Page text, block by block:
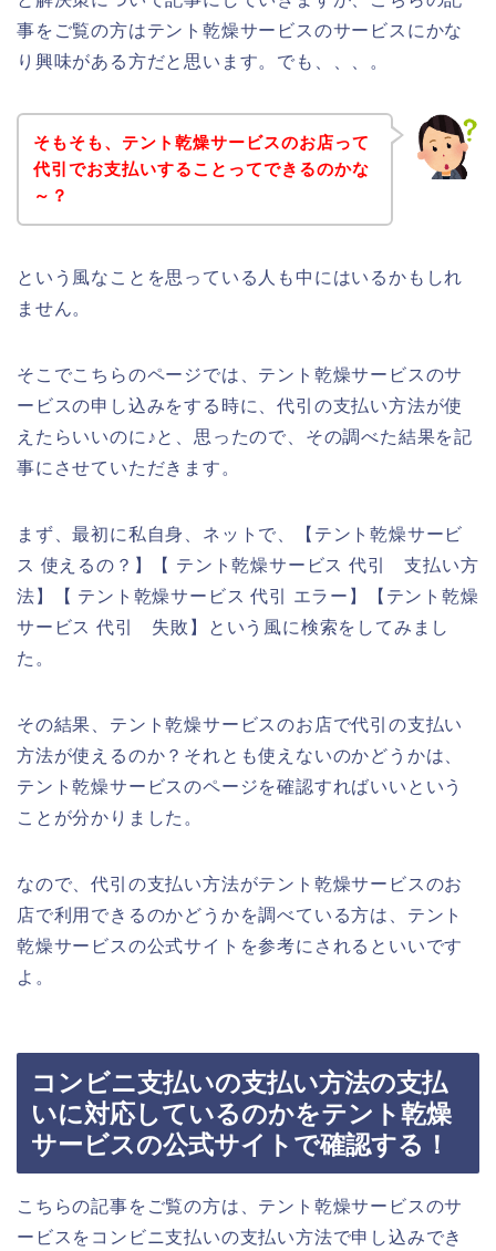
事をご覧の方はテント乾燥サービスのサービスにかな
り興味がある方だと思います。でも、、、。
そもそも、テント乾燥サービスのお店って
代引でお支払いすることってできるのかな
～？
という風なことを思っている人も中にはいるかもしれ
ません。
そこでこちらのページでは、テント乾燥サービスのサ
ービスの申し込みをする時に、代引の支払い方法が使
えたらいいのに♪と、思ったので、その調べた結果を記
事にさせていただきます。
まず、最初に私自身、ネットで、【テント乾燥サービ
ス 使えるの？】【 テント乾燥サービス 代引 支払い方
法】【 テント乾燥サービス 代引 エラー】【テント乾燥
サービス 代引 失敗】という風に検索をしてみまし
た。
その結果、テント乾燥サービスのお店で代引の支払い
方法が使えるのか？それとも使えないのかどうかは、
テント乾燥サービスのページを確認すればいいという
ことが分かりました。
なので、代引の支払い方法がテント乾燥サービスのお
店で利用できるのかどうかを調べている方は、テント
乾燥サービスの公式サイトを参考にされるといいです
よ。
コンビニ支払いの支払い方法の支払
いに対応しているのかをテント乾燥
サービスの公式サイトで確認する！
こちらの記事をご覧の方は、テント乾燥サービスのサ
ービスをコンビニ支払いの支払い方法で申し込みでき